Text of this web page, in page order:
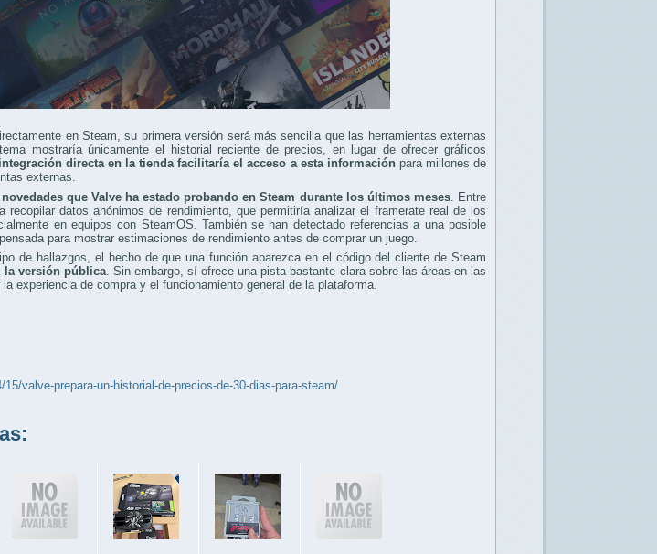
en Steam, su primera versión será más sencilla que las herramientas externas
mostraría únicamente el historial reciente de precios, en lugar de ofrecer gráficos
directa en la tienda facilitaría el acceso a esta informaciónpara millones de
externas.
que Valve ha estado probando en Steam durante los últimos meses. Entre
recopilar datos anónimos de rendimiento, que permitiría analizar el framerate real de los
en equipos con SteamOS. También se han detectado referencias a una posible
para mostrar estimaciones de rendimiento antes de comprar un juego.
de hallazgos, el hecho de que una función aparezca en el código del cliente de Steam
la versión pública. Sin embargo, sí ofrece una pista bastante clara sobre las áreas en las
experiencia de compra y el funcionamiento general de la plataforma.
valve-prepara-un-historial-de-precios-de-30-dias-para-steam/